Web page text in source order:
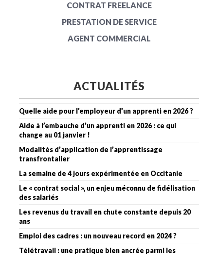
CONTRAT FREELANCE
PRESTATION DE SERVICE
AGENT COMMERCIAL
ACTUALITÉS
Quelle aide pour l’employeur d’un apprenti en 2026 ?
Aide à l’embauche d’un apprenti en 2026 : ce qui
change au 01 janvier !
Modalités d’application de l’apprentissage
transfrontalier
La semaine de 4 jours expérimentée en Occitanie
Le « contrat social », un enjeu méconnu de fidélisation
des salariés
Les revenus du travail en chute constante depuis 20
ans
Emploi des cadres : un nouveau record en 2024 ?
Télétravail : une pratique bien ancrée parmi les